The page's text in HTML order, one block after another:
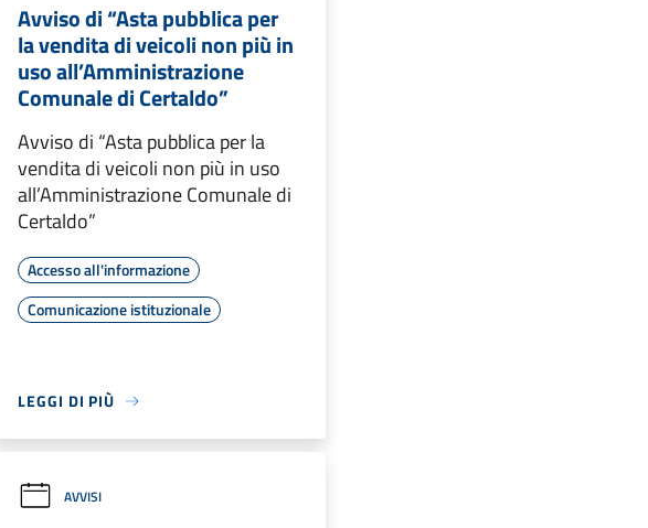
Avviso di “Asta pubblica per
la vendita di veicoli non più in
uso all’Amministrazione
Comunale di Certaldo”
Avviso di “Asta pubblica per la
vendita di veicoli non più in uso
all’Amministrazione Comunale di
Certaldo”
Accesso all'informazione
Comunicazione istituzionale
LEGGI DI PIÙ
AVVISI